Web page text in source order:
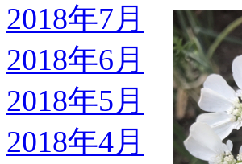
2018年7月
2018年6月
2018年5月
2018年4月